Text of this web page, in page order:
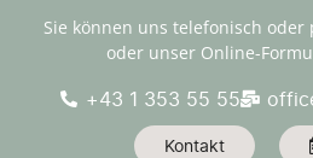
Sie können uns telefonisch
oder unser Online-
+43 1 353 55 55
Kontakt